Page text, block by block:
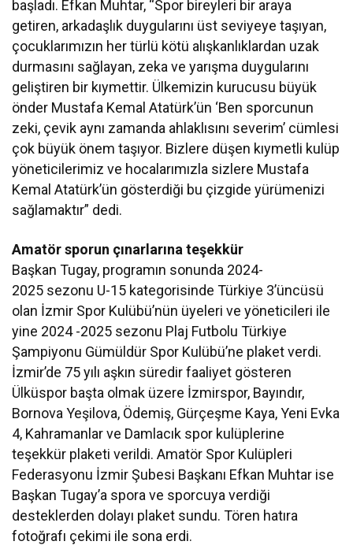
başladı. Efkan Muhtar, “Spor bireyleri bir araya
getiren, arkadaşlık duygularını üst seviyeye taşıyan,
çocuklarımızın her türlü kötü alışkanlıklardan uzak
durmasını sağlayan, zeka ve yarışma duygularını
geliştiren bir kıymettir. Ülkemizin kurucusu büyük
önder Mustafa Kemal Atatürk’ün ‘Ben sporcunun
zeki, çevik aynı zamanda ahlaklısını severim’ cümlesi
çok büyük önem taşıyor. Bizlere düşen kıymetli kulüp
yöneticilerimiz ve hocalarımızla sizlere Mustafa
Kemal Atatürk’ün gösterdiği bu çizgide yürümenizi
sağlamaktır” dedi.
Amatör sporun çınarlarına teşekkür
Başkan Tugay, programın sonunda 2024-
2025 sezonu U-15 kategorisinde Türkiye 3’üncüsü
olan İzmir Spor Kulübü’nün üyeleri ve yöneticileri ile
yine 2024 -2025 sezonu Plaj Futbolu Türkiye
Şampiyonu Gümüldür Spor Kulübü’ne plaket verdi.
İzmir’de 75 yılı aşkın süredir faaliyet gösteren
Ülküspor başta olmak üzere İzmirspor, Bayındır,
Bornova Yeşilova, Ödemiş, Gürçeşme Kaya, Yeni Evka
4, Kahramanlar ve Damlacık spor kulüplerine
teşekkür plaketi verildi. Amatör Spor Kulüpleri
Federasyonu İzmir Şubesi Başkanı Efkan Muhtar ise
Başkan Tugay’a spora ve sporcuya verdiği
desteklerden dolayı plaket sundu. Tören hatıra
fotoğrafı çekimi ile sona erdi.